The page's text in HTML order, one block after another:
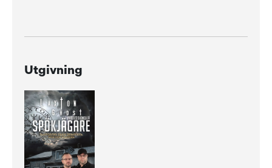
Utgivning